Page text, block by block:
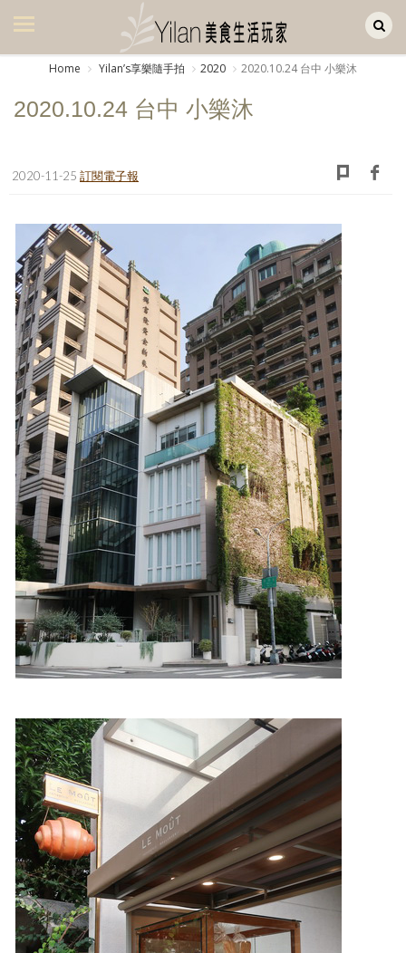
美食集
生活風
書房集
日記簿
餐桌週記
享樂隨手拍
照相簿
影音區
創意出版服務
歷史區
關於Yilan
個人著作
活動實況記錄
合作與代言
訂閱電子報
Home Yilanʼs享樂隨手拍 2020 2020.10.24 台中 小樂沐
2020.10.24 台中 小樂沐
2020-11-25 訂閱電子報